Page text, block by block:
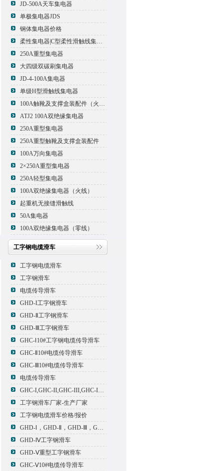
JD-500A天车集电器
单极集电器JDS
钢体集电器价格
柔性集电器|C型柔性滑触线集电器
250A重型集电器
大四级双碳刷集电器
JD-4-100A集电器
单级H型滑触线集电器
100A触靴及支撑盒装配件（火线）
ATJ2 100A双绝缘集电器
250A重型集电器
250A重型触靴及支撑盒装配件
100A万向集电器
2×250A重型集电器
250A轻型集电器
100A双绝缘集电器（火线）
起重机无接缝滑触线
50A集电器
100A双绝缘集电器（零线）
工字钢电缆滑车
工字钢电缆滑车
工字钢滑车
电缆传导滑车
GHD-I工字钢滑车
GHD-Ⅱ工字钢滑车
GHD-Ⅲ工字钢滑车
GHC-Ⅰ10#工字钢电缆传导滑车
GHC-Ⅱ10#电缆传导滑车
GHC-Ⅲ10#电缆传导滑车
电缆传导滑车
GHC-I,GHC-II,GHC-III,GHC-IV,GHC-V电缆滑车
工字钢滑车厂家-生产厂家
工字钢电缆滑车价格/报价
GHD-Ⅰ，GHD-Ⅱ，GHD-Ⅲ，GHD-Ⅳ，GHD-Ⅴ工字钢滑车
GHD-Ⅳ工字钢滑车
GHD-Ⅴ重型工字钢滑车
GHC-Ⅴ10#电缆传导滑车